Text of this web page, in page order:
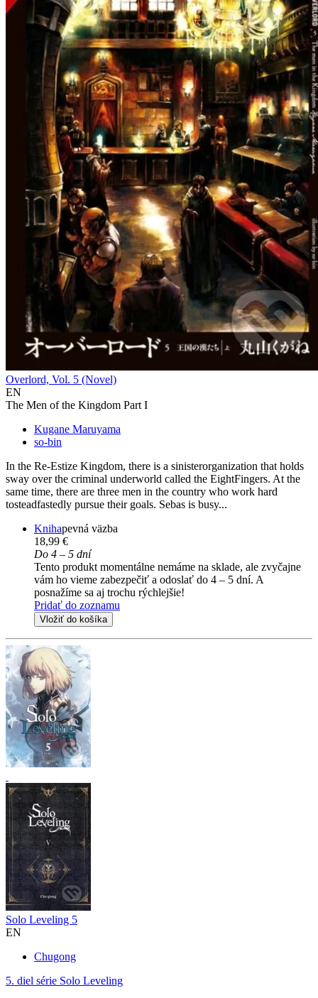
Overlord, Vol. 5 (Novel)
EN
The Men of the Kingdom Part I
Kugane Maruyama
so-bin
In the Re-Estize Kingdom, there is a sinisterorganization that holds
sway over the criminal underworld called the EightFingers. At the
same time, there are three men in the country who work hard
tosteadfastedly pursue their goals. Sebas is busy...
Knihapevná väzba
18,99 €
Do 4 – 5 dní
Tento produkt momentálne nemáme na sklade, ale zvyčajne
vám ho vieme zabezpečiť a odoslať do 4 – 5 dní. A
posnažíme sa aj trochu rýchlejšie!
Pridať do zoznamu
Vložiť do košíka
Solo Leveling 5
EN
Chugong
5. diel série Solo Leveling